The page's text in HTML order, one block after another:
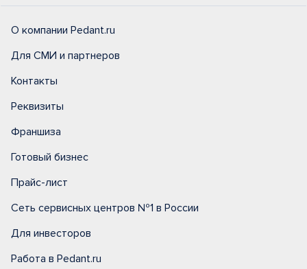
О компании Pedant.ru
Для СМИ и партнеров
Контакты
Реквизиты
Франшиза
Готовый бизнес
Прайс-лист
Сеть сервисных центров №1 в России
Для инвесторов
Работа в Pedant.ru